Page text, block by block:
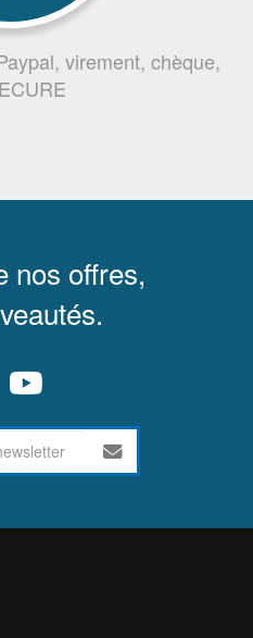
virement, chèque,
nos offres,